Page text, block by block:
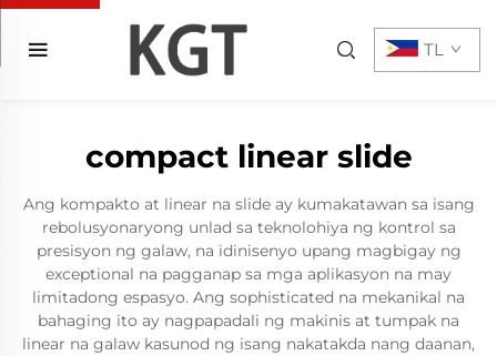
TL
compact linear slide
Ang kompakto at linear na slide ay kumakatawan sa isang
rebolusyonaryong unlad sa teknolohiya ng kontrol sa
presisyon ng galaw, na idinisenyo upang magbigay ng
exceptional na pagganap sa mga aplikasyon na may
limitadong espasyo. Ang sophisticated na mekanikal na
bahaging ito ay nagpapadali ng makinis at tumpak na
linear na galaw kasunod ng isang nakatakda nang daanan,